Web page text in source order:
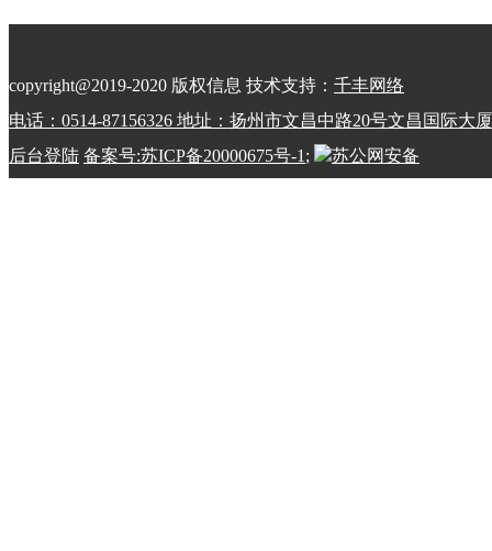
copyright@2019-2020 版权信息 技术支持： 千丰网络
电话：0514-87156326 地址：扬州市文昌中路20号文昌国际大厦
后台登陆 备案号:苏ICP备20000675号-1;
苏公网安备